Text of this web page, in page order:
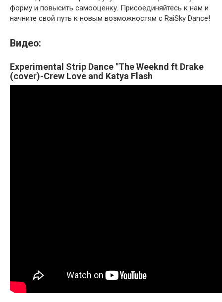
форму и повысить самооценку. Присоединяйтесь к нам и
начните свой путь к новым возможностям с RaiSky Dance!
Видео:
Experimental Strip Dance "The Weeknd ft Drake
(cover)-Crew Love and Katya Flash